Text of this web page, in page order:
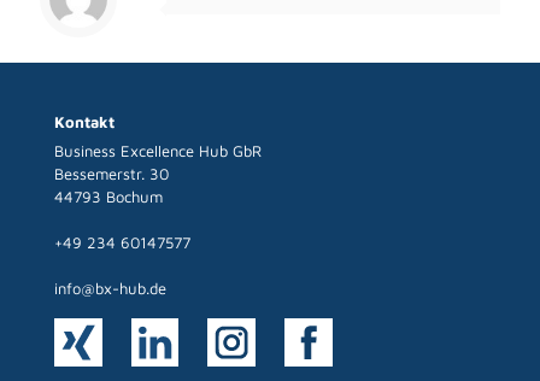
Kontakt
Business Excellence Hub GbR
Bessemerstr. 30
44793 Bochum
+49 234 60147577
info@bx-hub.de